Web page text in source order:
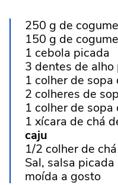
250 g de
150 g de
1 cebola picada
3 dentes de alho
1 colher de
2 colheres de
1 colher de
1 xícara de chá
caju
1/2 colher de
Sal, salsa
moída a gosto